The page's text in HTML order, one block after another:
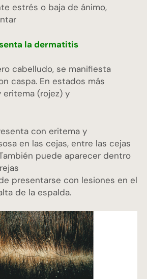
estrés o baja de ánimo,
la dermatitis
cabelludo, se manifiesta
caspa. En estados más
eritema (rojez) y
con eritema y
en las cejas, entre las cejas
puede aparecer dentro
presentarse con lesiones en el
de la espalda.